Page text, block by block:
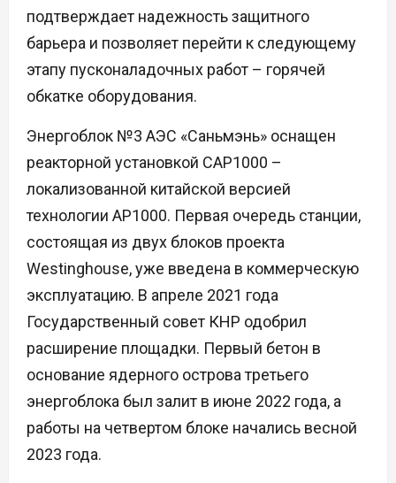
подтверждает надежность защитного
барьера и позволяет перейти к следующему
этапу пусконаладочных работ – горячей
обкатке оборудования.
Энергоблок №3 АЭС «Саньмэнь» оснащен
реакторной установкой CAP1000 –
локализованной китайской версией
технологии AP1000. Первая очередь станции,
состоящая из двух блоков проекта
Westinghouse, уже введена в коммерческую
эксплуатацию. В апреле 2021 года
Государственный совет КНР одобрил
расширение площадки. Первый бетон в
основание ядерного острова третьего
энергоблока был залит в июне 2022 года, а
работы на четвертом блоке начались весной
2023 года.